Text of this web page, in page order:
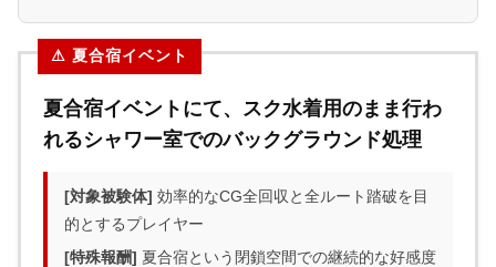
⚠ 夏合宿イベント
夏合宿イベントにて、スク水着用のまま行わ
れるシャワー室でのバックグラウンド処理
[対象被験体] 効率的なCG全回収と全ルート踏破を目
的とするプレイヤー
[特殊報酬] 夏合宿という閉鎖空間での継続的な好感度